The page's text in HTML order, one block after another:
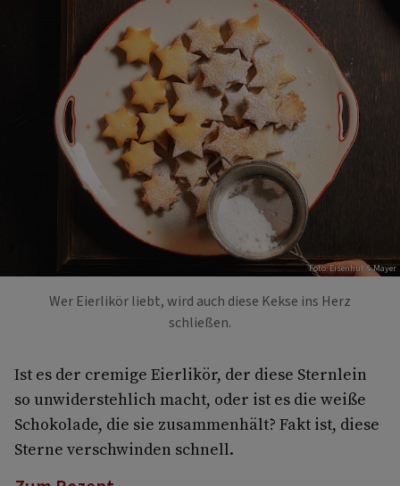
Foto: Eisenhut & Mayer
Wer Eierlikör liebt, wird auch diese Kekse ins Herz
schließen.
Ist es der cremige Eierlikör, der diese Sternlein
so unwiderstehlich macht, oder ist es die weiße
Schokolade, die sie zusammenhält? Fakt ist, diese
Sterne verschwinden schnell.